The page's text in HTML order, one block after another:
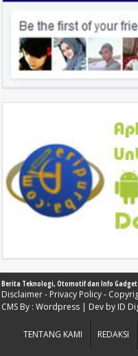
Berita Teknologi, Otomotif dan Info
Disclaimer- Privacy Policy-
CMS By : Wordpress | Dev by ID
TENTANG KAMI REDAKSI